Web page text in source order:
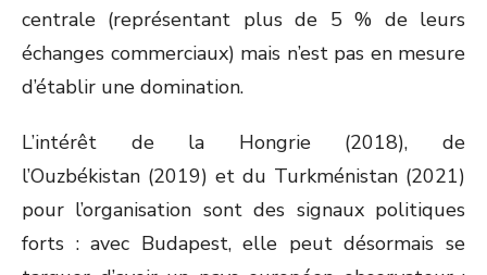
centrale (représentant plus de 5 % de leurs
échanges commerciaux) mais n’est pas en mesure
d’établir une domination.
L’intérêt de la Hongrie (2018), de
l’Ouzbékistan (2019) et du Turkménistan (2021)
pour l’organisation sont des signaux politiques
forts : avec Budapest, elle peut désormais se